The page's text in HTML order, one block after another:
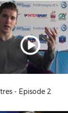
- Episode 2